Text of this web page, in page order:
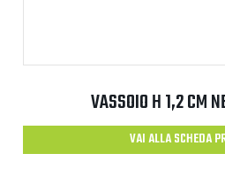
VASSOIO H 1,2 CM
VAI ALLA SCHEDA